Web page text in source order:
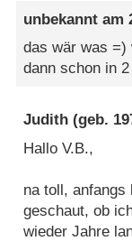
unbekannt am
das wär was =)
dann schon in
Judith (geb.
Hallo V.B.,
na toll, anfangs
geschaut, ob
wieder Jahre